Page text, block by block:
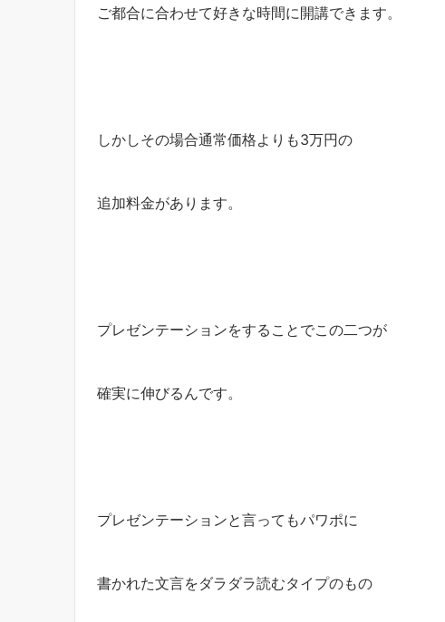
ご都合に合わせて好きな時間に開講できます。
しかしその場合通常価格よりも3万円の
追加料金があります。
プレゼンテーションをすることでこの二つが
確実に伸びるんです。
プレゼンテーションと言ってもパワポに
書かれた文言をダラダラ読むタイプのもの